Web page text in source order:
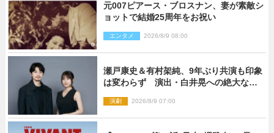
元007ピアース・ブロスナン、妻が素敵シ
ョットで結婚25周年をお祝い
エンタメ 2026/8/9 08:00
瀬戸康史＆有村架純、9年ぶり共演も印象
は変わらず 演出・白井晃への絶大なる
演劇 2026/8/9 07:00